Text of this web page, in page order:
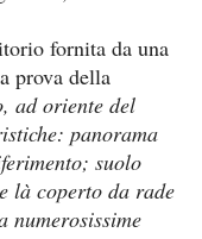
fornita da una
prova della
ad oriente del
panorama
suolo
là coperto da rade
numerosissime